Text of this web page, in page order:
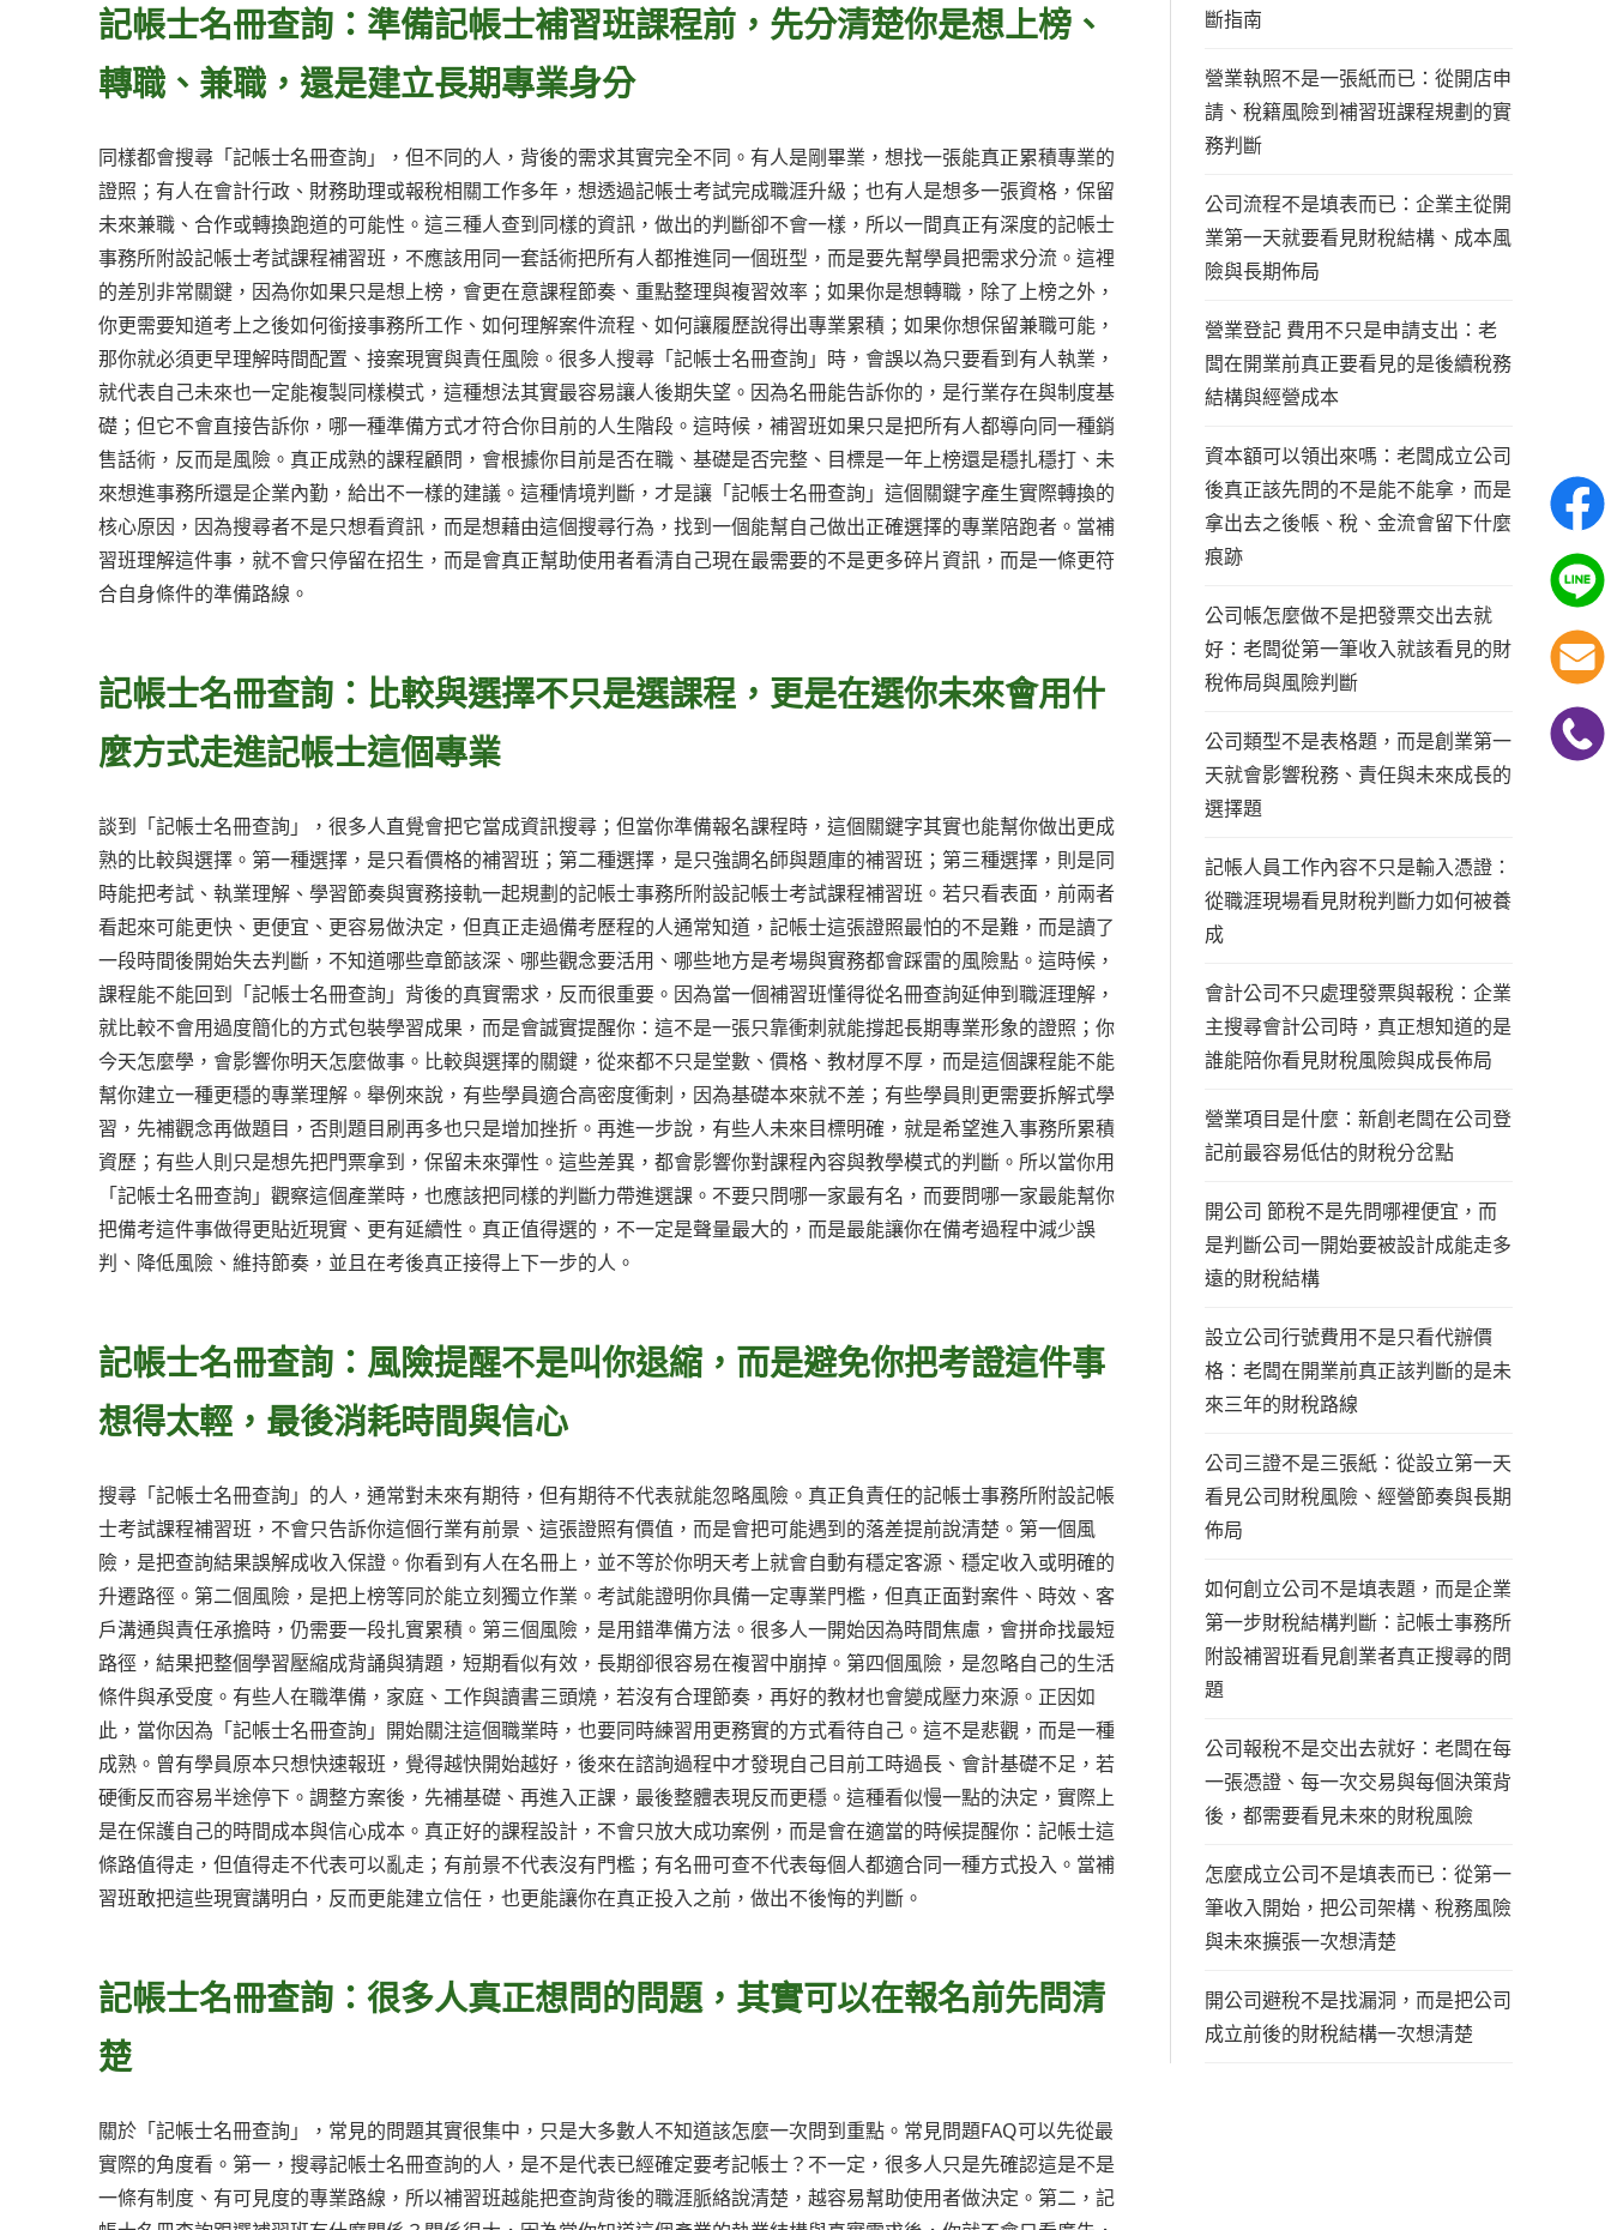
記帳士名冊查詢：準備記帳士補習班課程前，先分清楚你是想上榜、
轉職、兼職，還是建立長期專業身分
同樣都會搜尋「記帳士名冊查詢」，但不同的人，背後的需求其實完全不同。有人是剛畢業，想找一張能真正累積專業的
證照；有人在會計行政、財務助理或報稅相關工作多年，想透過記帳士考試完成職涯升級；也有人是想多一張資格，保留
未來兼職、合作或轉換跑道的可能性。這三種人查到同樣的資訊，做出的判斷卻不會一樣，所以一間真正有深度的記帳士
事務所附設記帳士考試課程補習班，不應該用同一套話術把所有人都推進同一個班型，而是要先幫學員把需求分流。這裡
的差別非常關鍵，因為你如果只是想上榜，會更在意課程節奏、重點整理與複習效率；如果你是想轉職，除了上榜之外，
你更需要知道考上之後如何銜接事務所工作、如何理解案件流程、如何讓履歷說得出專業累積；如果你想保留兼職可能，
那你就必須更早理解時間配置、接案現實與責任風險。很多人搜尋「記帳士名冊查詢」時，會誤以為只要看到有人執業，
就代表自己未來也一定能複製同樣模式，這種想法其實最容易讓人後期失望。因為名冊能告訴你的，是行業存在與制度基
礎；但它不會直接告訴你，哪一種準備方式才符合你目前的人生階段。這時候，補習班如果只是把所有人都導向同一種銷
售話術，反而是風險。真正成熟的課程顧問，會根據你目前是否在職、基礎是否完整、目標是一年上榜還是穩扎穩打、未
來想進事務所還是企業內勤，給出不一樣的建議。這種情境判斷，才是讓「記帳士名冊查詢」這個關鍵字產生實際轉換的
核心原因，因為搜尋者不是只想看資訊，而是想藉由這個搜尋行為，找到一個能幫自己做出正確選擇的專業陪跑者。當補
習班理解這件事，就不會只停留在招生，而是會真正幫助使用者看清自己現在最需要的不是更多碎片資訊，而是一條更符
合自身條件的準備路線。
記帳士名冊查詢：比較與選擇不只是選課程，更是在選你未來會用什
麼方式走進記帳士這個專業
談到「記帳士名冊查詢」，很多人直覺會把它當成資訊搜尋；但當你準備報名課程時，這個關鍵字其實也能幫你做出更成
熟的比較與選擇。第一種選擇，是只看價格的補習班；第二種選擇，是只強調名師與題庫的補習班；第三種選擇，則是同
時能把考試、執業理解、學習節奏與實務接軌一起規劃的記帳士事務所附設記帳士考試課程補習班。若只看表面，前兩者
看起來可能更快、更便宜、更容易做決定，但真正走過備考歷程的人通常知道，記帳士這張證照最怕的不是難，而是讀了
一段時間後開始失去判斷，不知道哪些章節該深、哪些觀念要活用、哪些地方是考場與實務都會踩雷的風險點。這時候，
課程能不能回到「記帳士名冊查詢」背後的真實需求，反而很重要。因為當一個補習班懂得從名冊查詢延伸到職涯理解，
就比較不會用過度簡化的方式包裝學習成果，而是會誠實提醒你：這不是一張只靠衝刺就能撐起長期專業形象的證照；你
今天怎麼學，會影響你明天怎麼做事。比較與選擇的關鍵，從來都不只是堂數、價格、教材厚不厚，而是這個課程能不能
幫你建立一種更穩的專業理解。舉例來說，有些學員適合高密度衝刺，因為基礎本來就不差；有些學員則更需要拆解式學
習，先補觀念再做題目，否則題目刷再多也只是增加挫折。再進一步說，有些人未來目標明確，就是希望進入事務所累積
資歷；有些人則只是想先把門票拿到，保留未來彈性。這些差異，都會影響你對課程內容與教學模式的判斷。所以當你用
「記帳士名冊查詢」觀察這個產業時，也應該把同樣的判斷力帶進選課。不要只問哪一家最有名，而要問哪一家最能幫你
把備考這件事做得更貼近現實、更有延續性。真正值得選的，不一定是聲量最大的，而是最能讓你在備考過程中減少誤
判、降低風險、維持節奏，並且在考後真正接得上下一步的人。
記帳士名冊查詢：風險提醒不是叫你退縮，而是避免你把考證這件事
想得太輕，最後消耗時間與信心
搜尋「記帳士名冊查詢」的人，通常對未來有期待，但有期待不代表就能忽略風險。真正負責任的記帳士事務所附設記帳
士考試課程補習班，不會只告訴你這個行業有前景、這張證照有價值，而是會把可能遇到的落差提前說清楚。第一個風
險，是把查詢結果誤解成收入保證。你看到有人在名冊上，並不等於你明天考上就會自動有穩定客源、穩定收入或明確的
升遷路徑。第二個風險，是把上榜等同於能立刻獨立作業。考試能證明你具備一定專業門檻，但真正面對案件、時效、客
戶溝通與責任承擔時，仍需要一段扎實累積。第三個風險，是用錯準備方法。很多人一開始因為時間焦慮，會拼命找最短
路徑，結果把整個學習壓縮成背誦與猜題，短期看似有效，長期卻很容易在複習中崩掉。第四個風險，是忽略自己的生活
條件與承受度。有些人在職準備，家庭、工作與讀書三頭燒，若沒有合理節奏，再好的教材也會變成壓力來源。正因如
此，當你因為「記帳士名冊查詢」開始關注這個職業時，也要同時練習用更務實的方式看待自己。這不是悲觀，而是一種
成熟。曾有學員原本只想快速報班，覺得越快開始越好，後來在諮詢過程中才發現自己目前工時過長、會計基礎不足，若
硬衝反而容易半途停下。調整方案後，先補基礎、再進入正課，最後整體表現反而更穩。這種看似慢一點的決定，實際上
是在保護自己的時間成本與信心成本。真正好的課程設計，不會只放大成功案例，而是會在適當的時候提醒你：記帳士這
條路值得走，但值得走不代表可以亂走；有前景不代表沒有門檻；有名冊可查不代表每個人都適合同一種方式投入。當補
習班敢把這些現實講明白，反而更能建立信任，也更能讓你在真正投入之前，做出不後悔的判斷。
記帳士名冊查詢：很多人真正想問的問題，其實可以在報名前先問清
楚
關於「記帳士名冊查詢」，常見的問題其實很集中，只是大多數人不知道該怎麼一次問到重點。常見問題FAQ可以先從最
實際的角度看。第一，搜尋記帳士名冊查詢的人，是不是代表已經確定要考記帳士？不一定，很多人只是先確認這是不是
一條有制度、有可見度的專業路線，所以補習班越能把查詢背後的職涯脈絡說清楚，越容易幫助使用者做決定。第二，記
斷指南
營業執照不是一張紙而已：從開店申
請、稅籍風險到補習班課程規劃的實
務判斷
公司流程不是填表而已：企業主從開
業第一天就要看見財稅結構、成本風
險與長期佈局
營業登記 費用不只是申請支出：老
闆在開業前真正要看見的是後續稅務
結構與經營成本
資本額可以領出來嗎：老闆成立公司
後真正該先問的不是能不能拿，而是
拿出去之後帳、稅、金流會留下什麼
痕跡
公司帳怎麼做不是把發票交出去就
好：老闆從第一筆收入就該看見的財
稅佈局與風險判斷
公司類型不是表格題，而是創業第一
天就會影響稅務、責任與未來成長的
選擇題
記帳人員工作內容不只是輸入憑證：
從職涯現場看見財稅判斷力如何被養
成
會計公司不只處理發票與報稅：企業
主搜尋會計公司時，真正想知道的是
誰能陪你看見財稅風險與成長佈局
營業項目是什麼：新創老闆在公司登
記前最容易低估的財稅分岔點
開公司 節稅不是先問哪裡便宜，而
是判斷公司一開始要被設計成能走多
遠的財稅結構
設立公司行號費用不是只看代辦價
格：老闆在開業前真正該判斷的是未
來三年的財稅路線
公司三證不是三張紙：從設立第一天
看見公司財稅風險、經營節奏與長期
佈局
如何創立公司不是填表題，而是企業
第一步財稅結構判斷：記帳士事務所
附設補習班看見創業者真正搜尋的問
題
公司報稅不是交出去就好：老闆在每
一張憑證、每一次交易與每個決策背
後，都需要看見未來的財稅風險
怎麼成立公司不是填表而已：從第一
筆收入開始，把公司架構、稅務風險
與未來擴張一次想清楚
開公司避稅不是找漏洞，而是把公司
成立前後的財稅結構一次想清楚